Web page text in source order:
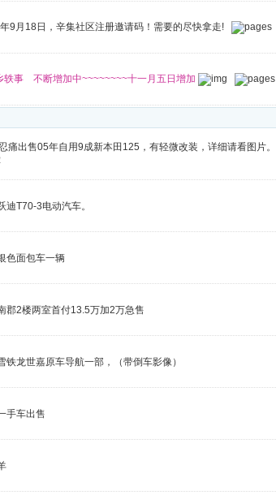
9月18日，辛集社区注册邀请码！需要的尽快拿走!
轶事 不断增加中~~~~~~~~十一月五日增加
痛出售05年自用9成新本田125，有轻微改装，详细请看图片。
迪T70-3电动汽车。
色面包车一辆
郡2楼两室首付13.5万加2万急售
铁龙世嘉原车导航一部，（带倒车影像）
手车出售